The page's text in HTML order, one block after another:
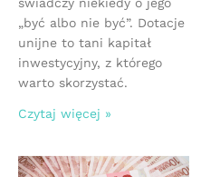
świadczy niekiedy o jego
„być albo nie być”. Dotacje
unijne to tani kapitał
inwestycyjny, z którego
warto skorzystać.
Czytaj więcej »